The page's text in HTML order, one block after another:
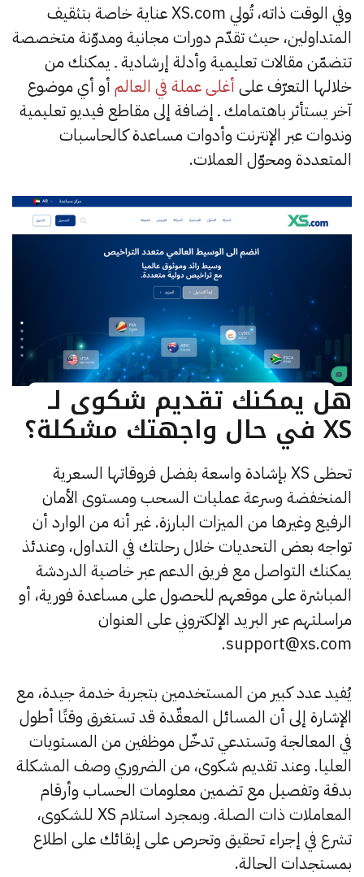
وفي الوقت ذاته، تُولي XS.com عناية خاصة بتثقيف
المتداولين، حيث تقدّم دورات مجانية ومدوّنة متخصصة
تتضمّن مقالات تعليمية وأدلة إرشادية ـ يمكنك من
خلالها التعرّف على أغلى عملة في العالم أو أي موضوع
آخر يستأثر باهتمامك ـ إضافة إلى مقاطع فيديو تعليمية
وندوات عبر الإنترنت وأدوات مساعدة كالحاسبات
المتعددة ومحوّل العملات.
هل يمكنك تقديم شكوى لـ
XS في حال واجهتك مشكلة؟
تحظى XS بإشادة واسعة بفضل فروقاتها السعرية
المنخفضة وسرعة عمليات السحب ومستوى الأمان
الرفيع وغيرها من الميزات البارزة. غير أنه من الوارد أن
تواجه بعض التحديات خلال رحلتك في التداول، وعندئذ
يمكنك التواصل مع فريق الدعم عبر خاصية الدردشة
المباشرة على موقعهم للحصول على مساعدة فورية، أو
مراسلتهم عبر البريد الإلكتروني على العنوان
support@xs.com
.
يُفيد عدد كبير من المستخدمين بتجربة خدمة جيدة، مع
الإشارة إلى أن المسائل المعقّدة قد تستغرق وقتًا أطول
في المعالجة وتستدعي تدخّل موظفين من المستويات
العليا. وعند تقديم شكوى، من الضروري وصف المشكلة
بدقة وتفصيل مع تضمين معلومات الحساب وأرقام
المعاملات ذات الصلة. وبمجرد استلام XS للشكوى،
تشرع في إجراء تحقيق وتحرص على إبقائك على اطلاع
بمستجدات الحالة.